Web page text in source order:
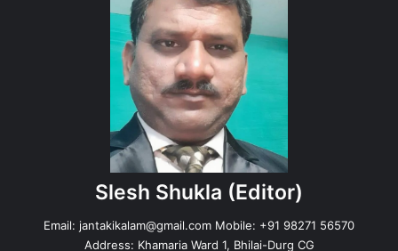
Slesh Shukla (Editor)
Email: jantakikalam@gmail.com Mobile: +91 98271 56570
Address: Khamaria Ward 1, Bhilai-Durg CG